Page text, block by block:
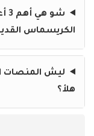
شو
الكريسماس
ليش المنصات
هلأ؟